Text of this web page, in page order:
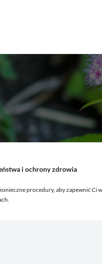
i ochrony zdrowia
procedury, aby zapewnić Ci